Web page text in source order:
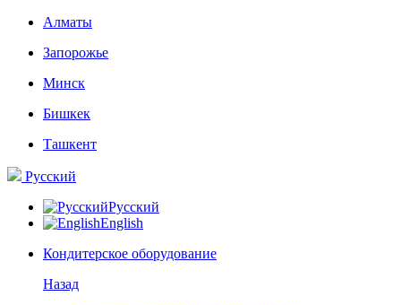
Алматы
Запорожье
Минск
Бишкек
Ташкент
Русский
Русский
English
Кондитерское оборудование
Назад